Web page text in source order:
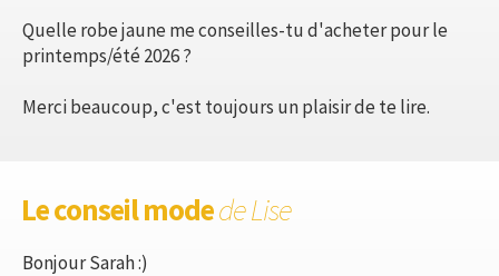
Quelle robe jaune me conseilles-tu d'acheter pour le
printemps/été 2026 ?
Merci beaucoup, c'est toujours un plaisir de te lire.
Le conseil modede Lise
Bonjour Sarah :)